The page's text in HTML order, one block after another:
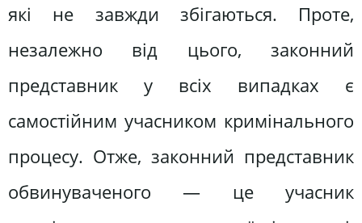
які не завжди збігаються. Проте,
незалежно від цього, законний
представник у всіх випадках є
самостійним учасником кримінального
процесу. Отже, законний представник
обвинуваченого — це учасник